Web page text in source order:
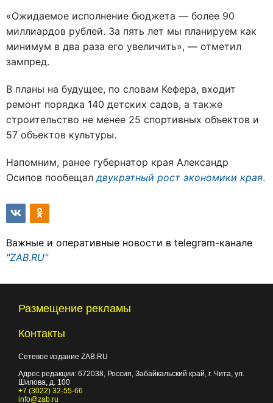
«Ожидаемое исполнение бюджета — более 90
миллиардов рублей. За пять лет мы планируем как
минимум в два раза его увеличить», — отметил
зампред.
В планы на будущее, по словам Кефера, входит
ремонт порядка 140 детских садов, а также
строительство не менее 25 спортивных объектов и
57 объектов культуры.
Напомним, ранее губернатор края Александр
Осипов пообещал двукратный рост экономики края.
Важные и оперативные новости в telegram-канале
"ZAB.RU"
Размещение рекламы
Контакты
Сетевое издание ZAB.RU
Адрес редакции: 672038 , Россия, Забайкальский край, г. Чита ул.
Шилова, д. 100
+7 (3022) 32-55-66
info@zab.ru